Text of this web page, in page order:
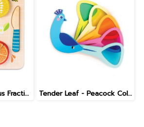
Tender Leaf - Citrus Fractions Tender Leaf - Peacock Colours